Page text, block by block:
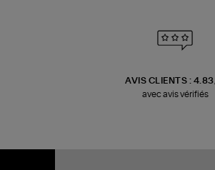
AVIS CLIENTS :
avec avis vérifiés